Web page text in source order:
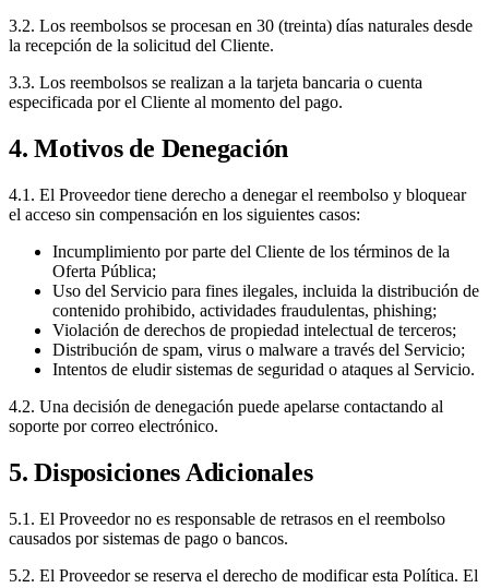
3.2. Los reembolsos se procesan en 30 (treinta) días naturales desde
la recepción de la solicitud del Cliente.
3.3. Los reembolsos se realizan a la tarjeta bancaria o cuenta
especificada por el Cliente al momento del pago.
4. Motivos de Denegación
4.1. El Proveedor tiene derecho a denegar el reembolso y bloquear
el acceso sin compensación en los siguientes casos:
Incumplimiento por parte del Cliente de los términos de la
Oferta Pública;
Uso del Servicio para fines ilegales, incluida la distribución de
contenido prohibido, actividades fraudulentas, phishing;
Violación de derechos de propiedad intelectual de terceros;
Distribución de spam, virus o malware a través del Servicio;
Intentos de eludir sistemas de seguridad o ataques al Servicio.
4.2. Una decisión de denegación puede apelarse contactando al
soporte por correo electrónico.
5. Disposiciones Adicionales
5.1. El Proveedor no es responsable de retrasos en el reembolso
causados por sistemas de pago o bancos.
5.2. El Proveedor se reserva el derecho de modificar esta Política. El